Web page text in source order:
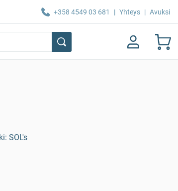
+358 4549 03 681 | Yhteys | Avuksi
SOL's